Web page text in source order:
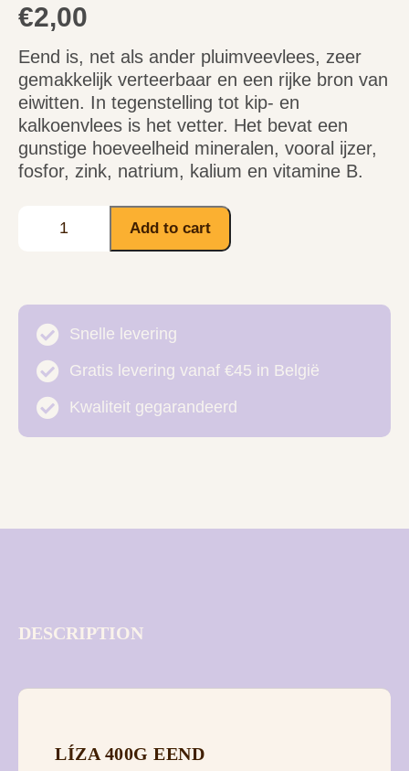
€2,00
Eend is, net als ander pluimveevlees, zeer
gemakkelijk verteerbaar en een rijke bron van
eiwitten. In tegenstelling tot kip- en
kalkoenvlees is het vetter. Het bevat een
gunstige hoeveelheid mineralen, vooral ijzer,
fosfor, zink, natrium, kalium en vitamine B.
Add to cart
Snelle levering
Gratis levering vanaf €45 in België
Kwaliteit gegarandeerd
DESCRIPTION
LÍZA 400G EEND